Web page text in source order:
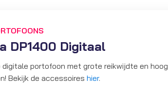
DP1400 Digitaal
digitale portofoon met grote reikwijdte en hoog
Bekijk de accessoires hier.